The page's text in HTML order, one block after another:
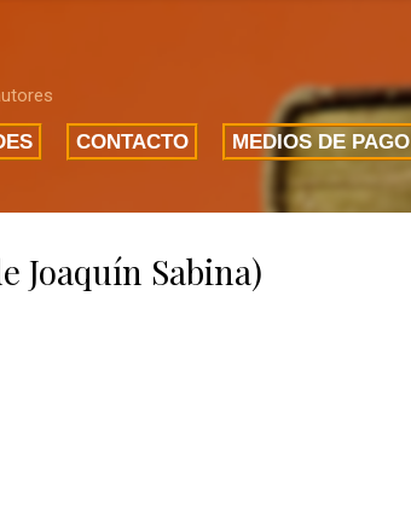
CONTACTO MEDIOS DE PAGO
Joaquín Sabina)